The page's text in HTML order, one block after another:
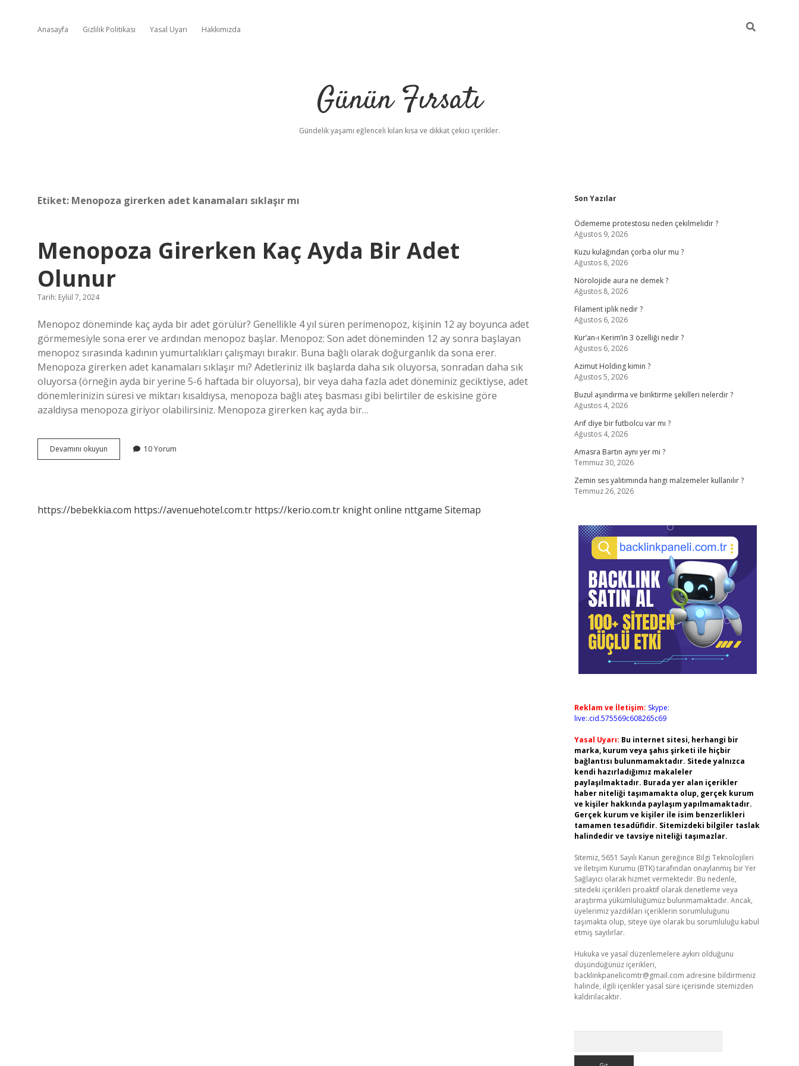
Anasayfa Gizlilik Politikası Yasal Uyarı Hakkımızda
Günün Fırsatı
Gündelik yaşamı eğlenceli kılan kısa ve dikkat çekici içerikler.
Etiket: Menopoza girerken adet kanamaları sıklaşır mı
Menopoza Girerken Kaç Ayda Bir Adet
Olunur
Tarih: Eylül 7, 2024
Menopoz döneminde kaç ayda bir adet görülür? Genellikle 4 yıl süren perimenopoz, kişinin 12 ay boyunca adet
görmemesiyle sona erer ve ardından menopoz başlar. Menopoz: Son adet döneminden 12 ay sonra başlayan
menopoz sırasında kadının yumurtalıkları çalışmayı bırakır. Buna bağlı olarak doğurganlık da sona erer.
Menopoza girerken adet kanamaları sıklaşır mı? Adetleriniz ilk başlarda daha sık oluyorsa, sonradan daha sık
oluyorsa (örneğin ayda bir yerine 5-6 haftada bir oluyorsa), bir veya daha fazla adet döneminiz geciktiyse, adet
dönemlerinizin süresi ve miktarı kısaldıysa, menopoza bağlı ateş basması gibi belirtiler de eskisine göre
azaldıysa menopoza giriyor olabilirsiniz. Menopoza girerken kaç ayda bir…
Devamını okuyun Menopoza
Girerken
Olunur
10 Yorum
https://bebekkia.com https://avenuehotel.com.tr https://kerio.com.tr knight online nttgame Sitemap
Sidebar
Son Yazılar
Ödememe protestosu neden çekilmelidir ?
Ağustos 9, 2026
Kuzu kulağından çorba olur mu ?
Ağustos 8, 2026
Nörolojide aura ne demek ?
Ağustos 8, 2026
Filament iplik nedir ?
Ağustos 6, 2026
Kur’an-ı Kerim’in 3 özelliği nedir ?
Ağustos 6, 2026
Azimut Holding kimin ?
Ağustos 5, 2026
Buzul aşındırma ve biriktirme şekilleri nelerdir ?
Ağustos 4, 2026
Arif diye bir futbolcu var mı ?
Ağustos 4, 2026
Amasra Bartın aynı yer mi ?
Temmuz 30, 2026
Zemin ses yalıtımında hangi malzemeler kullanılır ?
Temmuz 26, 2026
Reklam ve İletişim: Skype:
live:.cid.575569c608265c69
Yasal Uyarı: Bu internet sitesi, herhangi bir
marka, kurum veya şahıs şirketi ile hiçbir
bağlantısı bulunmamaktadır. Sitede yalnızca
kendi hazırladığımız makaleler
paylaşılmaktadır. Burada yer alan içerikler
haber niteliği taşımamakta olup, gerçek kurum
ve kişiler hakkında paylaşım yapılmamaktadır.
Gerçek kurum ve kişiler ile isim benzerlikleri
tamamen tesadüfidir. Sitemizdeki bilgiler taslak
halindedir ve tavsiye niteliği taşımazlar.
Sitemiz, 5651 Sayılı Kanun gereğince Bilgi Teknolojileri
ve İletişim Kurumu (BTK) tarafından onaylanmış bir Yer
Sağlayıcı olarak hizmet vermektedir. Bu nedenle,
sitedeki içerikleri proaktif olarak denetleme veya
araştırma yükümlülüğümüz bulunmamaktadır. Ancak,
üyelerimiz yazdıkları içeriklerin sorumluluğunu
taşımakta olup, siteye üye olarak bu sorumluluğu kabul
etmiş sayılırlar.
Hukuka ve yasal düzenlemelere aykırı olduğunu
düşündüğünüz içerikleri,
backlinkpanelicomtr@gmail.com adresine bildirmeniz
halinde, ilgili içerikler yasal süre içerisinde sitemizden
kaldırılacaktır.
vdcasino güncel giriş